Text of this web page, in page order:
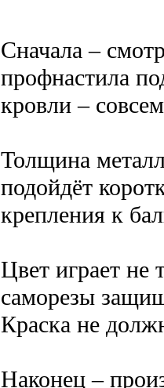
Сначала –
профнастила
кровли –
Толщина
подойдёт
крепления к
Цвет играет не
саморезы
Краска не
Наконец –